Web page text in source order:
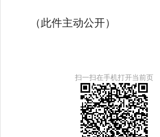
（此件主动公开）
扫一扫在手机打开当前页